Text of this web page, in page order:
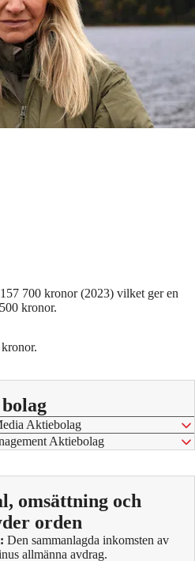
700 kronor (2023) vilket ger en
kronor.
Aktiebolag
Aktiebolag
omsättning och
orden
Den sammanlagda inkomsten av
allmänna avdrag.